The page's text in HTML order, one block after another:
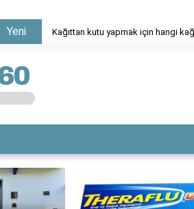
Yeni Bodrum merkez ilçeleri